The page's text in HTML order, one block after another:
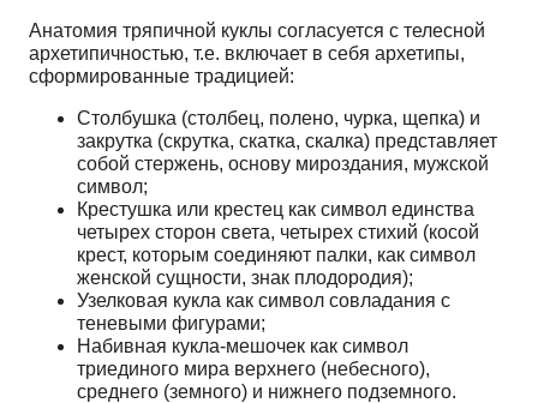
Анатомия тряпичной куклы согласуется с телесной
архетипичностью, т.е. включает в себя архетипы,
сформированные традицией:
Столбушка (столбец, полено, чурка, щепка) и
закрутка (скрутка, скатка, скалка) представляет
собой стержень, основу мироздания, мужской
символ;
Крестушка или крестец как символ единства
четырех сторон света, четырех стихий (косой
крест, которым соединяют палки, как символ
женской сущности, знак плодородия);
Узелковая кукла как символ совладания с
теневыми фигурами;
Набивная кукла-мешочек как символ
триединого мира верхнего (небесного),
среднего (земного) и нижнего подземного.